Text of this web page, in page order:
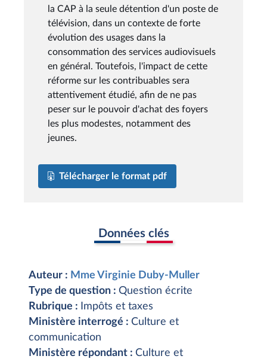
la CAP à la seule détention d'un poste de
télévision, dans un contexte de forte
évolution des usages dans la
consommation des services audiovisuels
en général. Toutefois, l'impact de cette
réforme sur les contribuables sera
attentivement étudié, afin de ne pas
peser sur le pouvoir d'achat des foyers
les plus modestes, notamment des
jeunes.
Télécharger le format pdf
Données clés
Auteur : Mme Virginie Duby-Muller
Type de question : Question écrite
Rubrique :
Impôts et taxes
Ministère interrogé : Culture et
communication
Ministère répondant : Culture et